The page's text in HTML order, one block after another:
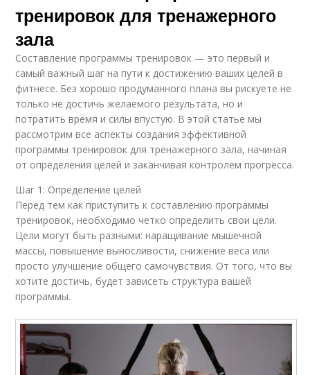
тренировок для тренажерного
зала
Составление программы тренировок — это первый и
самый важный шаг на пути к достижению ваших целей в
фитнесе. Без хорошо продуманного плана вы рискуете не
только не достичь желаемого результата, но и
потратить время и силы впустую. В этой статье мы
рассмотрим все аспекты создания эффективной
программы тренировок для тренажерного зала, начиная
от определения целей и заканчивая контролем прогресса.
Шаг 1: Определение целей
Перед тем как приступить к составлению программы
тренировок, необходимо четко определить свои цели.
Цели могут быть разными: наращивание мышечной
массы, повышение выносливости, снижение веса или
просто улучшение общего самочувствия. От того, что вы
хотите достичь, будет зависеть структура вашей
программы.